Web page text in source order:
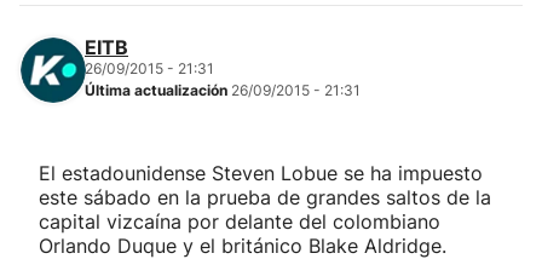
EITB
26/09/2015 - 21:31
Última actualización 26/09/2015 - 21:31
El estadounidense Steven Lobue se ha impuesto
este sábado en la prueba de grandes saltos de la
capital vizcaína por delante del colombiano
Orlando Duque y el británico Blake Aldridge.